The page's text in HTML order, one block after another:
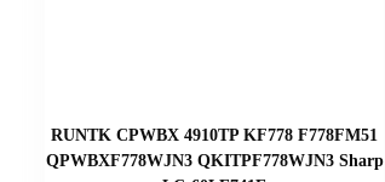
RUNTK CPWBX 4910TP KF778 F778FM51
QPWBXF778WJN3 QKITPF778WJN3 Sharp